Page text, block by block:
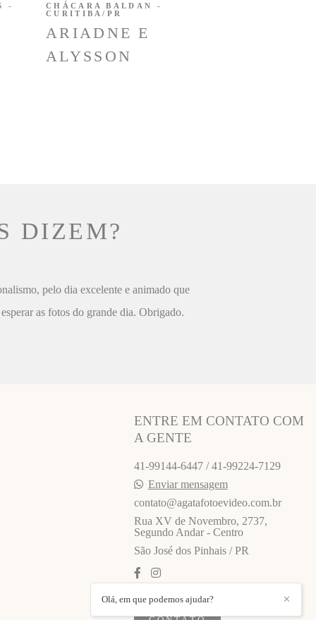
-
ARIADNE E
ALYSSON
CHÁCARA BALDAN -
CURITIBA/PR
DIZEM?
pelo dia excelente e animado que
as fotos do grande dia. Obrigado.
ENTRE EM CONTATO COM
A GENTE
41-99144-6447 / 41-99224-7129
Enviar mensagem
contato@agatafotoevideo.com.br
Rua XV de Novembro, 2737,
Segundo Andar - Centro
São José dos Pinhais / PR
✕
Olá, em que podemos ajudar?